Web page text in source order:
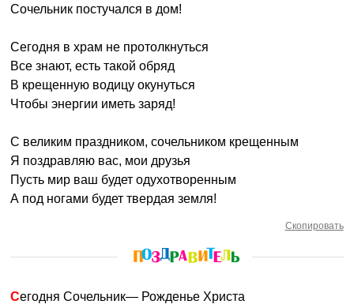
Сочельник постучался в дом!
Сегодня в храм не протолкнуться
Все знают, есть такой обряд
В крещенную водицу окунуться
Чтобы энергии иметь заряд!
С великим праздником, сочельником крещенным
Я поздравляю вас, мои друзья
Пусть мир ваш будет одухотворенным
А под ногами будет твердая земля!
Скопировать
Сегодня Сочельник— Рожденье Христа